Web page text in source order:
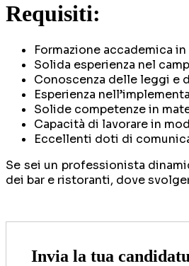
Requisiti:
Formazione accademica
Solida esperienza nel
Conoscenza delle leggi e
Esperienza
Solide competenze in
Capacità di lavorare in
Eccellenti doti di
Se sei un professionista
dei bar e ristoranti, dove
Invia la tua